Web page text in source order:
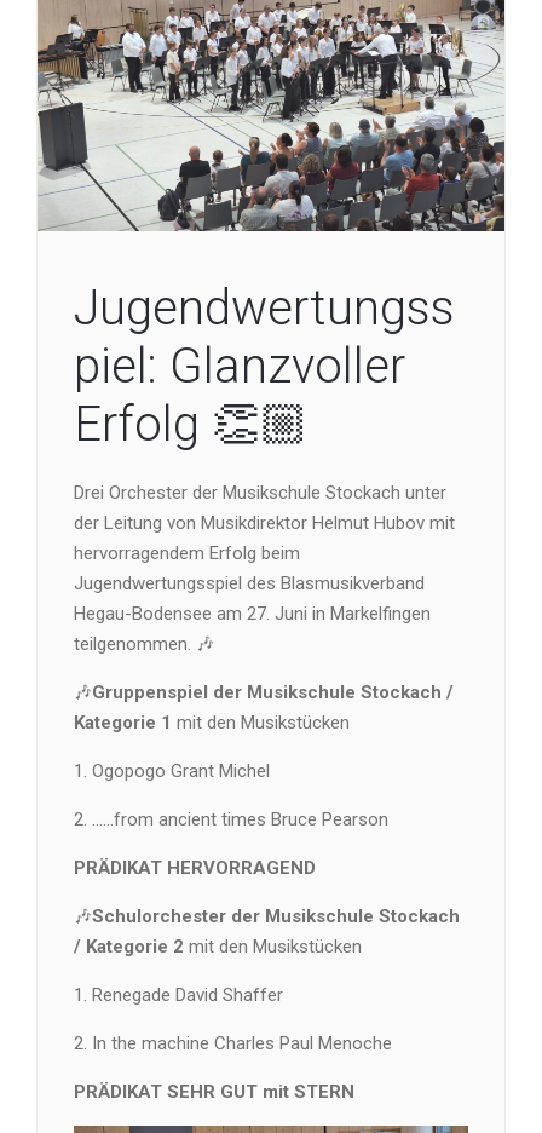
Jugendwertungss
piel: Glanzvoller
Erfolg 👏🏼
Drei Orchester der Musikschule Stockach unter
der Leitung von Musikdirektor Helmut Hubov mit
hervorragendem Erfolg beim
Jugendwertungsspiel des Blasmusikverband
Hegau-Bodensee am 27. Juni in Markelfingen
teilgenommen. 🎶
🎶Gruppenspiel der Musikschule Stockach /
Kategorie 1 mit den Musikstücken
1. Ogopogo Grant Michel
2. ……from ancient times Bruce Pearson
PRÄDIKAT HERVORRAGEND
🎶Schulorchester der Musikschule Stockach
/ Kategorie 2 mit den Musikstücken
1. Renegade David Shaffer
2. In the machine Charles Paul Menoche
PRÄDIKAT SEHR GUT mit STERN